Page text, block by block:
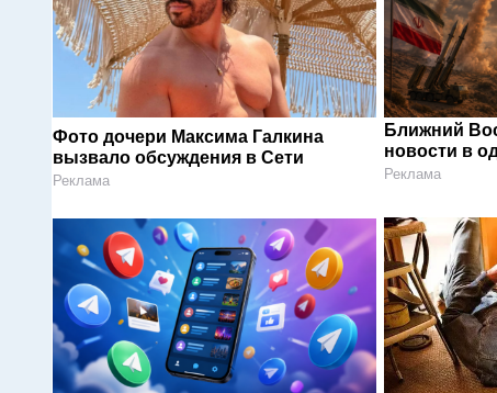
Фото дочери Максима Галкина
вызвало обсуждения в Сети
Реклама
Ближний
новости в
Реклама